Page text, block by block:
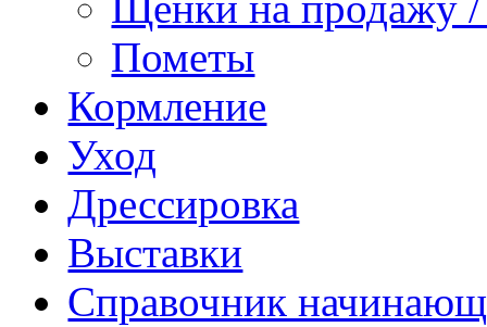
Пометы
Кормление
Уход
Дрессировка
Выставки
Справочник